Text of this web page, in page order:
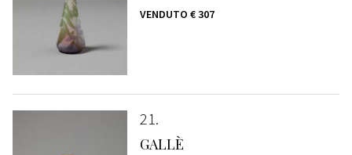
VENDUTO € 307
21
GALLÈ